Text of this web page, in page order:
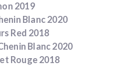
2019
Blanc 2020
Red 2018
Blanc 2020
Rouge 2018